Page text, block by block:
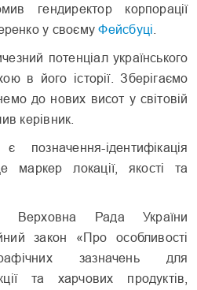
гендиректор корпорації
у своємуФейсбуці
потенціал українського
в його історії. Зберігаємо
до нових висот у світовій
керівник.
позначення-ідентифікація
маркер локації, якості та
Рада України
закон «Про особливості
зазначень для
та харчових продуктів,